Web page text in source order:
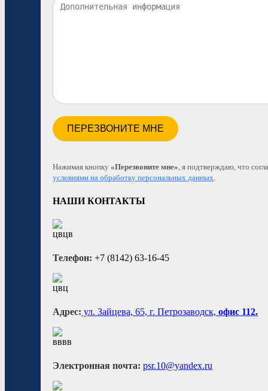
Нажимая кнопку «Перезвоните мне» , я подтверждаю, что
условиями на обработку персональных данных
НАШИ КОНТАКТЫ
Телефон: +7 (8142) 63-16-45
Адрес: ул. Зайцева, 65, г. Петрозаводск, офис 112.
Электронная почта: psr.10@yandex.ru